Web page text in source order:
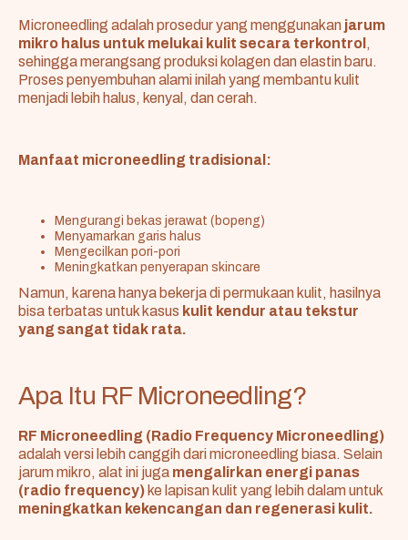
Microneedling adalah prosedur yang menggunakan jarum
mikro halus untuk melukai kulit secara terkontrol ,
sehingga merangsang produksi kolagen dan elastin baru.
Proses penyembuhan alami inilah yang membantu kulit
menjadi lebih halus, kenyal, dan cerah.
Manfaat microneedling tradisional:
Mengurangi bekas jerawat (bopeng)
Menyamarkan garis halus
Mengecilkan pori-pori
Meningkatkan penyerapan skincare
Namun, karena hanya bekerja di permukaan kulit, hasilnya
bisa terbatas untuk kasus kulit kendur atau tekstur
yang sangat tidak rata.
Apa Itu RF Microneedling?
RF Microneedling (Radio Frequency Microneedling)
adalah versi lebih canggih dari microneedling biasa. Selain
jarum mikro, alat ini juga mengalirkan energi panas
(radio frequency) ke lapisan kulit yang lebih dalam untuk
meningkatkan kekencangan dan regenerasi kulit.